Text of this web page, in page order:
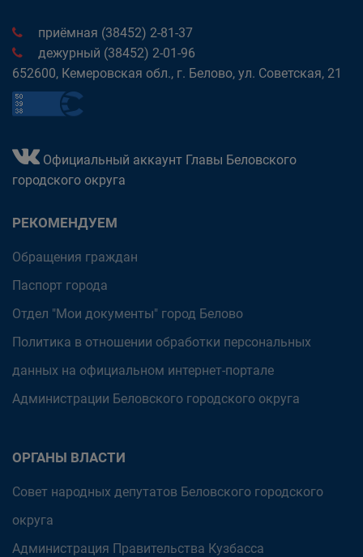
приёмная (38452) 2-81-37
дежурный (38452) 2-01-96
652600, Кемеровская обл., г. Белово, ул. Советская, 21
Официальный аккаунт Главы Беловского
городского округа
РЕКОМЕНДУЕМ
Обращения граждан
Паспорт города
Отдел "Мои документы" город Белово
Политика в отношении обработки персональных
данных на официальном интернет-портале
Администрации Беловского городского округа
ОРГАНЫ ВЛАСТИ
Совет народных депутатов Беловского городского
округа
Администрация Правительства Кузбасса